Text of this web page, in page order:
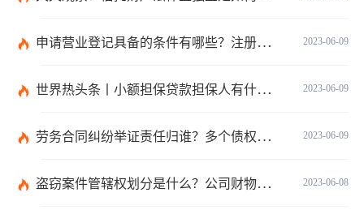
2023-06-09
申请营业登记具备的条件有哪些？注册公司需要准备哪些材料？
2023-06-09
世界热头条丨小额担保贷款担保人有什么责任？保证合同应当有哪些内容？
2023-06-09
劳务合同纠纷举证责任归谁？多个债权人的债权种类不同的如何清偿？ 全球热头条
2023-06-08
盗窃案件管辖权划分是什么？公司财物被盗的处理是报案吗？